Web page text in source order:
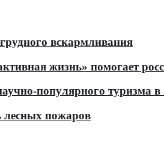
вскармливания
жизнь» помогает
популярного туризма в
лесных пожаров